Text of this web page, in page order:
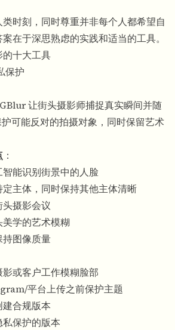
时刻，同时尊重并非每个人都希望自
在于深思熟虑的实践和适当的工具。
十大工具
保护
让街头摄影师捕捉真实瞬间并随
可能反对的拍摄对象，同时保留艺术
：
智能识别街景中的人脸
定主体，同时保持其他主体清晰
头摄影会议
美学的艺术模糊
持图像质量
影或客户工作模糊脸部
平台上传之前保护主题
建合规版本
私保护的版本